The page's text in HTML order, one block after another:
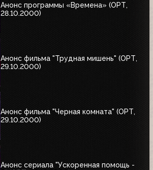
Анонс программы «Времена» (ОРТ,
28.10.2000)
Анонс фильма "Трудная мишень" (ОРТ,
29.10.2000)
Анонс фильма "Черная комната" (ОРТ,
29.10.2000)
Анонс сериала "Ускоренная помощь -